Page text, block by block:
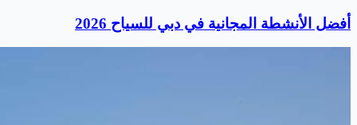
أفضل الأنشطة المجانية في دبي للسياح 2026